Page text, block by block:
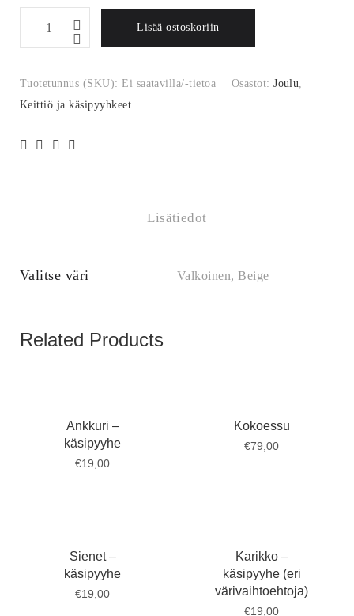
Lisää ostoskoriin
Tuotetunnus (SKU):Ei saatavilla/-tietoa Osastot:Joulu,
Keittiö ja käsipyyhkeet
Lisätiedot
Valitse väri Valkoinen, Beige
Related Products
Ankkuri –
käsipyyhe
€19,00
Kokoessu
€79,00
Sienet –
käsipyyhe
€19,00
Karikko –
käsipyyhe (eri
värivaihtoehtoja)
€19,00